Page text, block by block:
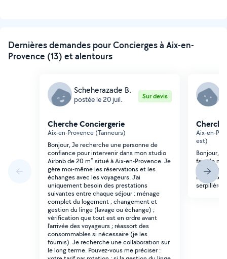
Dernières demandes pour Concierges à Aix-en-
Provence (13) et alentours
Scheherazade B.
postée le 20 juil. Sur devis
Cherche Conciergerie
Aix-en-Provence (Tanneurs)
Bonjour, Je recherche une personne de
confiance pour intervenir dans mon studio
Airbnb de 20 m² situé à Aix-en-Provence. Je
gère moi-même les réservations et les
échanges avec les voyageurs. J'ai
uniquement besoin des prestations
suivantes entre chaque séjour : ménage
complet du logement ; changement et
gestion du linge (lavage ou échange) ;
vérification que tout est en ordre avant
l'arrivée des voyageurs ; réassort des
consommables si nécessaire (je les
fournis). Je recherche une collaboration sur
le long terme. Pouvez-vous me préciser :
Aix-en-
est)
Bonjour,
faire le
immeuble
Marseille
serpillère